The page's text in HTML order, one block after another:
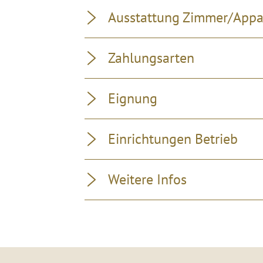
Ausstattung Zimmer/
Zahlungsarten
Eignung
Einrichtungen Betrieb
Weitere Infos